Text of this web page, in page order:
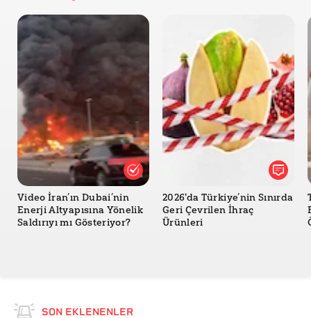
TikTok - Careem
X - Careem
YouTube - Careem - The only way to delivery food in
Abu Dhabi
YouTube Blog - Our approach to responsible AI
innovation
YouTube Yardım - Değiştirilmiş veya yapay içerik
kullanımını bildirme
India Today - Flying man prank: Viral human catapult
video is actually an advertisement
Video İran’ın Dubai’nin
Enerji Altyapısına Yönelik
Saldırıyı mı Gösteriyor?
2026'da Türkiye’nin Sınırda
Geri Çevrilen İhraç
Ürünleri
SON EKLENENLER